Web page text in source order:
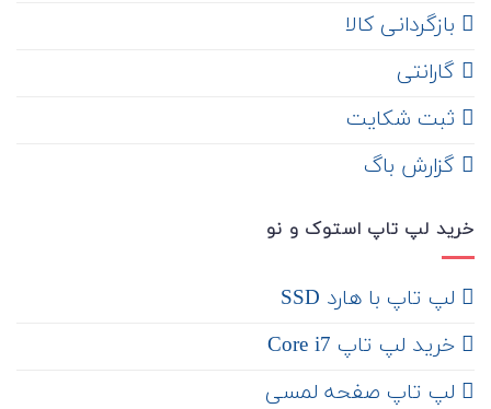
‌ بازگردانی کالا
گارانتی
ثبت شکایت
‌ گزارش باگ
خرید لپ تاپ استوک و نو
لپ تاپ با هارد SSD
خرید لپ تاپ Core i7
لپ تاپ صفحه لمسی